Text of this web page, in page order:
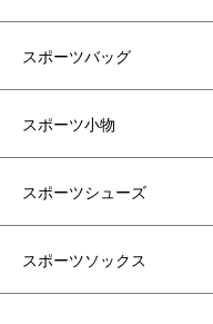
スポーツバッグ
スポーツ小物
スポーツシューズ
スポーツソックス